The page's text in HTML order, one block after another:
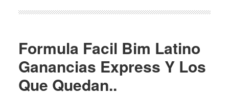
Formula Facil Bim Latino
Ganancias Express Y Los
Que Quedan..